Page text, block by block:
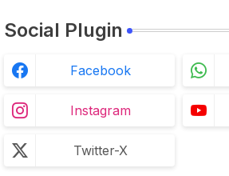
Social Plugin
Facebook
Instagram
Twitter-X